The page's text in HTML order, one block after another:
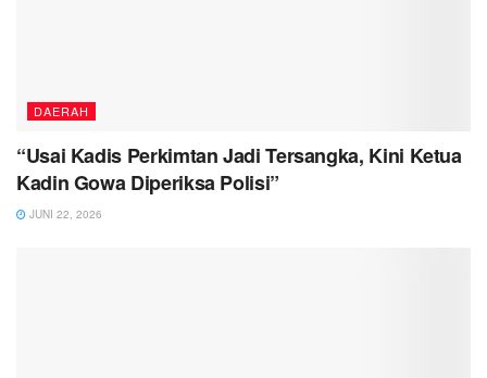
DAERAH
“Usai Kadis Perkimtan Jadi Tersangka, Kini Ketua
Kadin Gowa Diperiksa Polisi”
JUNI 22, 2026